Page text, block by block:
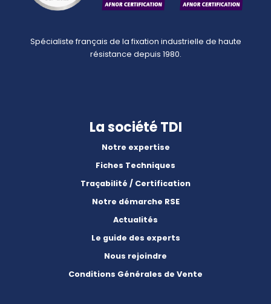
Spécialiste français de la fixation industrielle de haute
résistance depuis 1980.
La société TDI
Notre expertise
Fiches Techniques
Traçabilité / Certification
Notre démarche RSE
Actualités
Le guide des experts
Nous rejoindre
Conditions Générales de Vente